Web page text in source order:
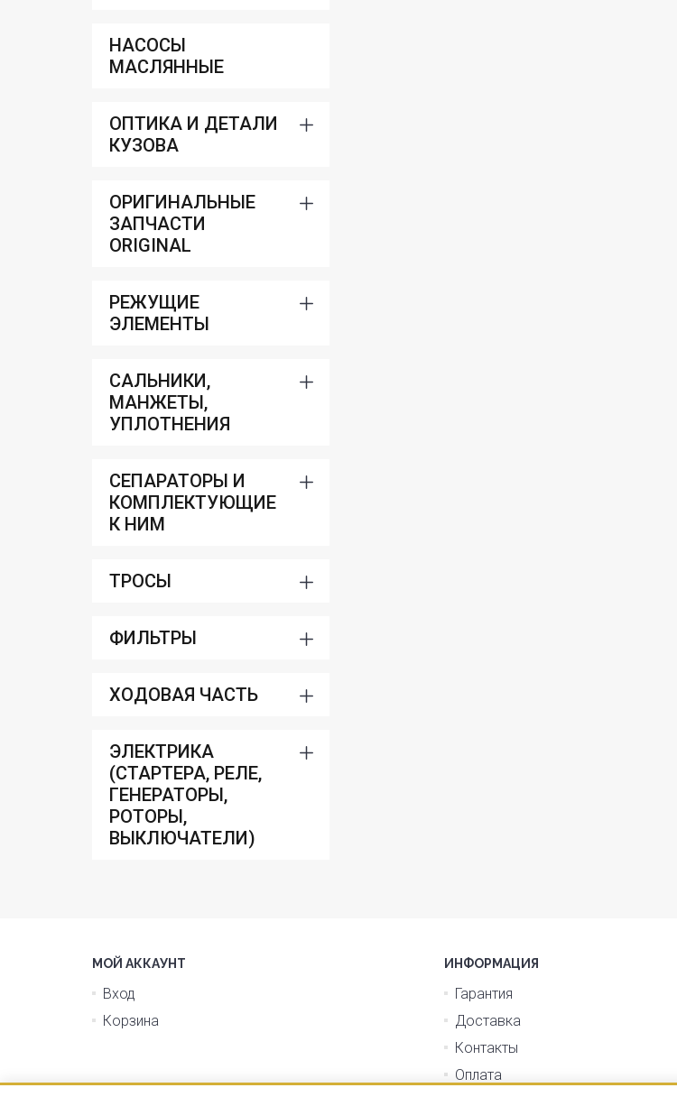
НАСОСЫ
МАСЛЯННЫЕ
ОПТИКА И ДЕТАЛИ
КУЗОВА
ОРИГИНАЛЬНЫЕ
ЗАПЧАСТИ
ORIGINAL
РЕЖУЩИЕ
ЭЛЕМЕНТЫ
САЛЬНИКИ,
МАНЖЕТЫ,
УПЛОТНЕНИЯ
СЕПАРАТОРЫ И
КОМПЛЕКТУЮЩИЕ
К НИМ
ТРОСЫ
ФИЛЬТРЫ
ХОДОВАЯ ЧАСТЬ
ЭЛЕКТРИКА
(СТАРТЕРА, РЕЛЕ,
ГЕНЕРАТОРЫ,
РОТОРЫ,
ВЫКЛЮЧАТЕЛИ)
МОЙ АККАУНТ
Вход
Корзина
ИНФОРМАЦИЯ
Гарантия
Доставка
Контакты
Оплата